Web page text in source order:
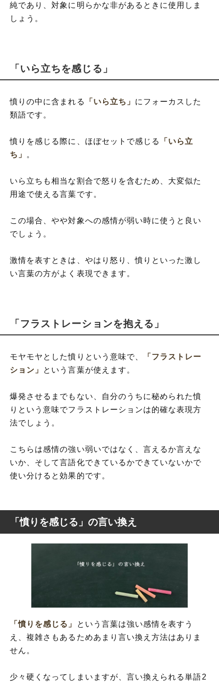
純であり、対象に明らかな非があるときに使用しま
しょう。
「いら立ちを感じる」
憤りの中に含まれる 「いら立ち」 にフォーカスした
類語です。
憤りを感じる際に、ほぼセットで感じる
「いら立
ち」
。
いら立ちも相当な割合で怒りを含むため、大変似た
用途で使える言葉です。
この場合、やや対象への感情が弱い時に使うと良い
でしょう。
激情を表すときは、やはり怒り、憤りといった激し
い言葉の方がよく表現できます。
「フラストレーションを抱える」
モヤモヤとした憤りという意味で、
「フラストレー
ション」
という言葉が使えます。
爆発させるまでもない、自分のうちに秘められた憤
りという意味でフラストレーションは的確な表現方
法でしょう。
こちらは感情の強い弱いではなく、言えるか言えな
いか、そして言語化できているかできていないかで
使い分けると効果的です。
「憤りを感じる」の言い換え
「憤りを感じる」
という言葉は強い感情を表すう
え、複雑さもあるためあまり言い換え方法はありま
せん。
少々硬くなってしまいますが、言い換えられる単語2